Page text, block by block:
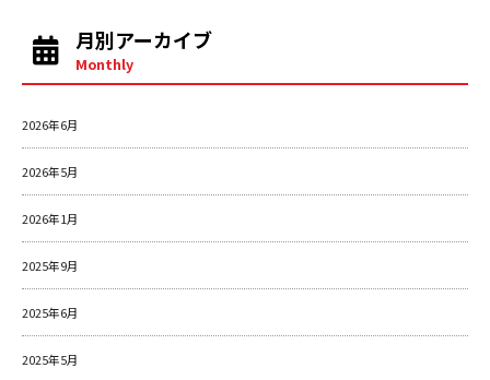
月別アーカイブ
Monthly
2026年6月
2026年5月
2026年1月
2025年9月
2025年6月
2025年5月